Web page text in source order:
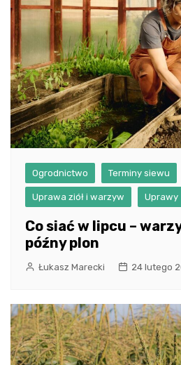
Ogrodnictwo Terminy siewu
Uprawa ziół i warzyw Uprawy
Co siać w lipcu –
późny plon
Łukasz Marecki 24 lutego